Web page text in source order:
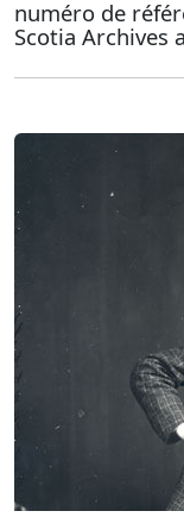
numéro de
Scotia Archives